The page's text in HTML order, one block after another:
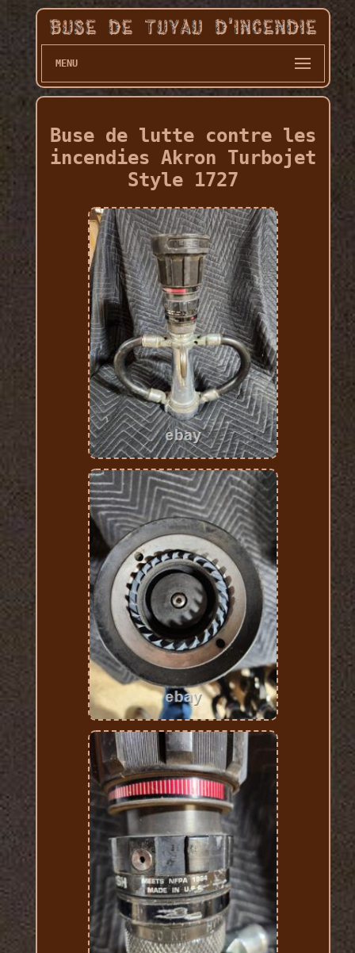
MENU
Buse de lutte contre les
incendies Akron Turbojet
Style 1727